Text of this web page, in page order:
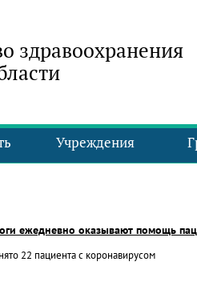
здравоохранения
Учреждения
ежедневно оказывают помощь
22 пациента с коронавирусом